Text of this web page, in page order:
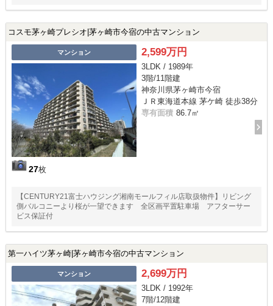
コスモ茅ヶ崎プレシオ|茅ヶ崎市今宿の中古マンション
マンション
27枚
2,599万円
3LDK / 1989年
3階/11階建
神奈川県茅ヶ崎市今宿
ＪＲ東海道本線 茅ケ崎 徒歩38分
専有面積 86.7㎡
【CENTURY21富士ハウジング湘南モールフィル店取扱物件】リビング
側バルコニーより桜が一望できます 全区画平置駐車場 アフターサー
ビス保証付
第一ハイツ茅ヶ崎|茅ヶ崎市今宿の中古マンション
マンション 2,699万円
3LDK / 1992年
7階/12階建